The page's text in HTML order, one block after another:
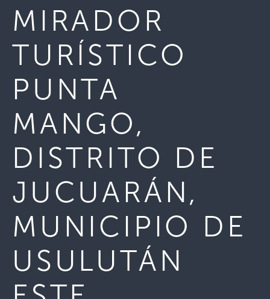
MIRADOR
TURÍSTICO
PUNTA
MANGO,
DISTRITO DE
JUCUARÁN,
MUNICIPIO DE
USULUTÁN